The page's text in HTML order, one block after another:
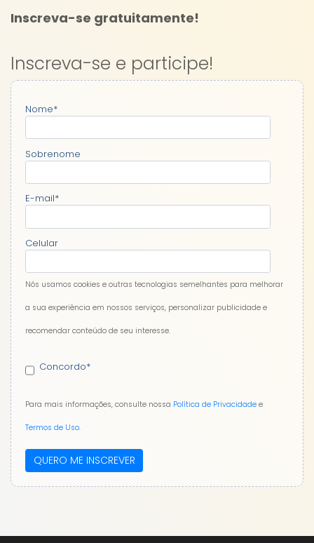
Inscreva-se gratuitamente!
Inscreva-se e participe!
Nome*
Sobrenome
E-mail*
Celular
Nós usamos cookies e outras tecnologias semelhantes para melhorar
a sua experiência em nossos serviços, personalizar publicidade e
recomendar conteúdo de seu interesse.
Concordo*
Para mais informações, consulte nossa Política de Privacidade e
Termos de Uso.